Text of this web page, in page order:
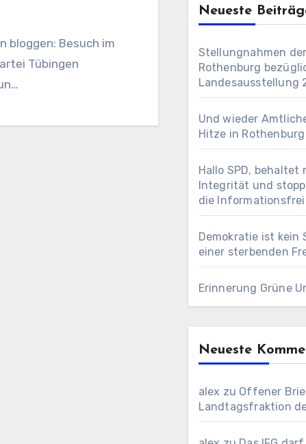
bloggen: Besuch im
Tübingen
Neueste
Stellungnahmen
Rothenburg
Landesausstellung
Und wieder
Hitze in Rothenburg
Hallo SPD, behaltet
Integrität und
die
Demokratie ist kein
einer sterbenden
Erinnerung Grüne
Neueste
alex zu Offener
Landtagsfraktion